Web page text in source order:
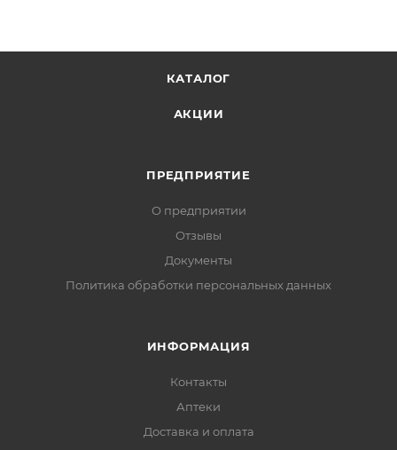
КАТАЛОГ
АКЦИИ
ПРЕДПРИЯТИЕ
О предприятии
Отзывы
Документы
Политика обработки персональных данных
ИНФОРМАЦИЯ
Контакты
Аптеки
Доставка и оплата